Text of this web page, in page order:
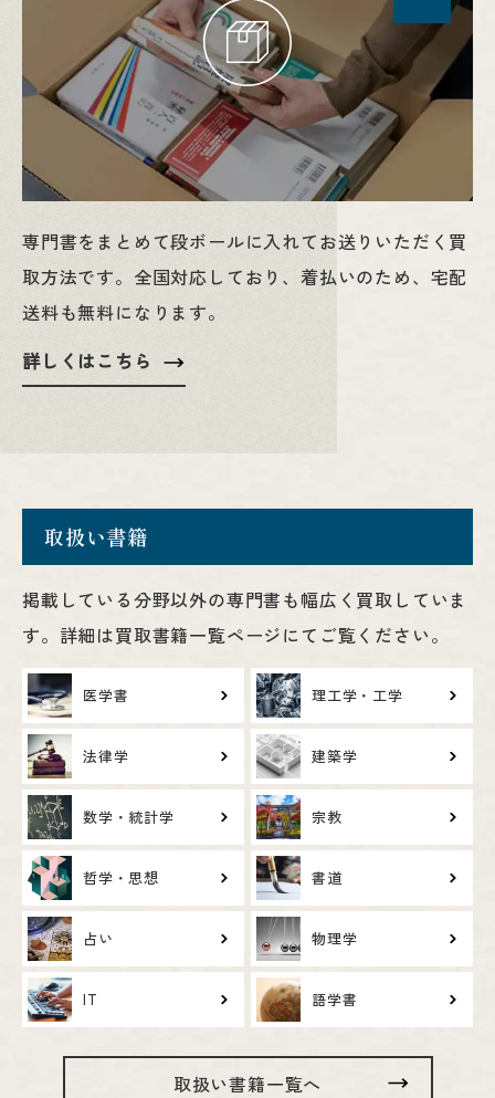
専門書をまとめて段ボールに入れてお送りいただく買
取方法です。全国対応しており、着払いのため、宅配
送料も無料になります。
詳しくはこちら
取扱い書籍
掲載している分野以外の専門書も幅広く買取していま
す。詳細は買取書籍一覧ページにてご覧ください。
医学書 理工学・工学
法律学 建築学
数学・統計学 宗教
哲学・思想 書道
占い 物理学
IT 語学書
取扱い書籍一覧へ